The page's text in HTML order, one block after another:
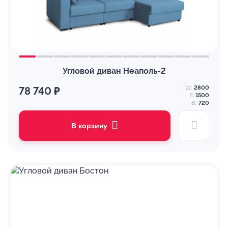
Угловой диван Неаполь-2
78 740 ₽ Ш: 2800
Г: 1500
В: 720
В корзину